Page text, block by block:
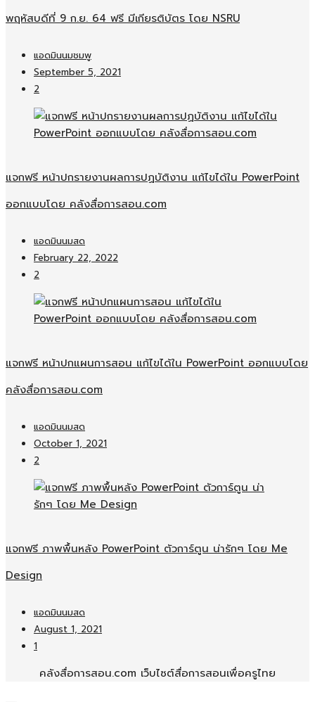
พฤหัสบดีที่ 9 ก.ย. 64 ฟรี มีเกียรติบัตร โดย NSRU
แอดมินนมชมพู
September 5, 2021
2
แจกฟรี หน้าปกรายงานผลการปฏบัติงาน แก้ไขได้ใน PowerPoint
ออกแบบโดย คลังสื่อการสอน.com
แอดมินนมสด
February 22, 2022
2
แจกฟรี หน้าปกแผนการสอน แก้ไขได้ใน PowerPoint ออกแบบโดย
คลังสื่อการสอน.com
แอดมินนมสด
October 1, 2021
2
แจกฟรี ภาพพื้นหลัง PowerPoint ตัวการ์ตูน น่ารักๆ โดย Me
Design
แอดมินนมสด
August 1, 2021
1
คลังสื่อการสอน.com เว็บไซต์สื่อการสอนเพื่อครูไทย